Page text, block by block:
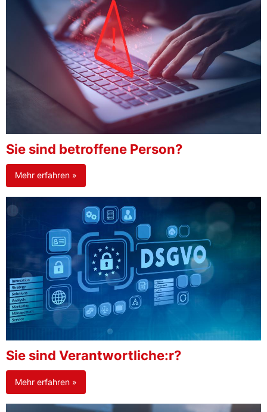
Sie sind betroffene Person?
Mehr erfahren »
Sie sind Verantwortliche:r?
Mehr erfahren »